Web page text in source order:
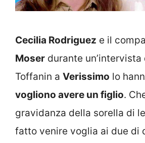
Cecilia Rodriguez e il
Moser durante un’intervista
Toffanin a Verissimo lo
vogliono avere un figlio.
gravidanza della sorella di
fatto venire voglia ai due di